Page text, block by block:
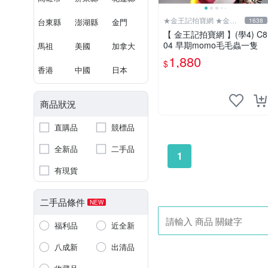
台東縣 澎湖縣 金門
馬祖 美國 加拿大
香港 中國 日本
商品狀況
直購品
競標品
全新品
二手品
有現貨
二手品條件 NEW
福利品
近全新
八成新
出清品
★金王記拍寶網 ★金王
記拍寶趣
1638
【 金王記拍寶網 】(學4) C8
04 早期momo毛毛蟲一隻
$1,880
1